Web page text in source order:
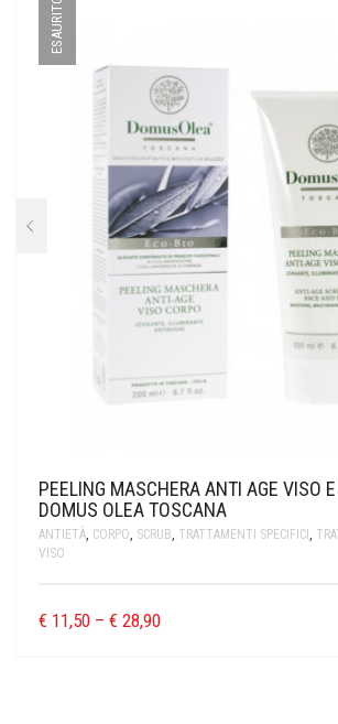
ESAURITO
PEELING MASCHERA ANTI AGE VISO
DOMUS OLEA TOSCANA
ANTIETÀ, CORPO, SCRUB, TRATTAMENTI SPECIFICI ,
VISO
€ 11,50 – € 28,90